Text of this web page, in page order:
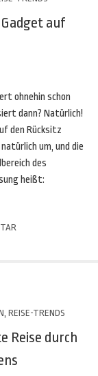
auf
ohnehin schon
dann? Natürlich!
den Rücksitz
um, und die
des
heißt:
, REISE-TRENDS
Reise durch